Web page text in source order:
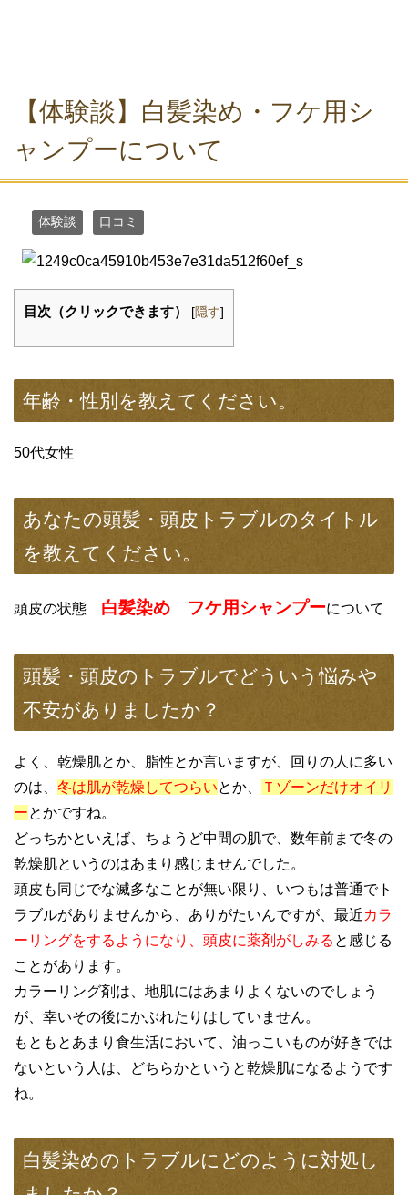
【体験談】白髪染め・フケ用シ
ャンプーについて
体験談 口コミ
目次（クリックできます） [隠す]
年齢・性別を教えてください。
50代女性
あなたの頭髪・頭皮トラブルのタイトル
を教えてください。
頭皮の状態 白髪染め フケ用シャンプーについて
頭髪・頭皮のトラブルでどういう悩みや
不安がありましたか？
よく、乾燥肌とか、脂性とか言いますが、回りの人に多い
のは、 冬は肌が乾燥してつらいとか、
Ｔゾーンだけオイリ
ーとかですね。
どっちかといえば、ちょうど中間の肌で、数年前まで冬の
乾燥肌というのはあまり感じませんでした。
頭皮も同じでな滅多なことが無い限り、いつもは普通でト
ラブルがありませんから、ありがたいんですが、最近カラ
ーリングをするようになり、頭皮に薬剤がしみる と感じる
ことがあります。
カラーリング剤は、地肌にはあまりよくないのでしょう
が、幸いその後にかぶれたりはしていません。
もともとあまり食生活において、油っこいものが好きでは
ないという人は、どちらかというと乾燥肌になるようです
ね。
白髪染めのトラブルにどのように対処し